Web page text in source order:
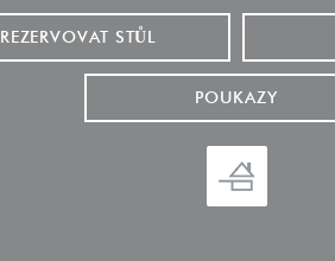
REZERVOVAT STŮL
POUKAZY